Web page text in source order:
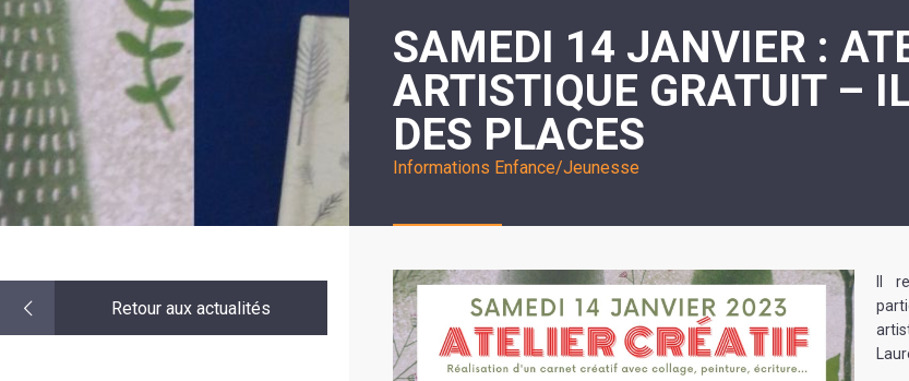
DÉBUT
DU
20ÈME
SIÈCLE
CONSEIL
MUNICIPAL
ET
DÉCISIONS
MINORITÉ
JEUNES
11
18
ANS
ASSOCIATION
COULÉE
DOUCE
CCAS
LA
POLICE
MUNICIPALE
Retour aux actualités
SAMEDI 14 JANVIER :
ARTISTIQUE GRATUIT –
DES PLACES
Informations Enfance/Jeunesse
Il